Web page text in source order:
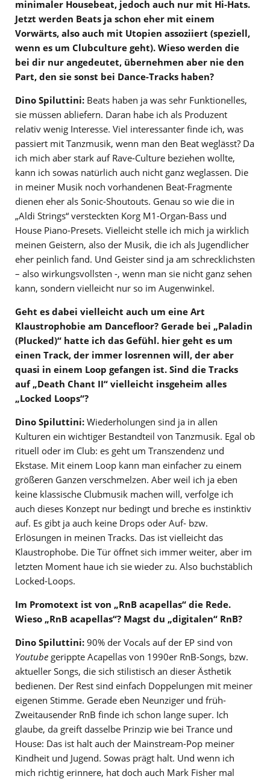
minimaler Housebeat, jedoch auch nur mit Hi-Hats.
Jetzt werden Beats ja schon eher mit einem
Vorwärts, also auch mit Utopien assoziiert (speziell,
wenn es um Clubculture geht). Wieso werden die
bei dir nur angedeutet, übernehmen aber nie den
Part, den sie sonst bei Dance-Tracks haben?
Dino Spiluttini: Beats haben ja was sehr Funktionelles,
sie müssen abliefern. Daran habe ich als Produzent
relativ wenig Interesse. Viel interessanter finde ich, was
passiert mit Tanzmusik, wenn man den Beat weglässt? Da
ich mich aber stark auf Rave-Culture beziehen wollte,
kann ich sowas natürlich auch nicht ganz weglassen. Die
in meiner Musik noch vorhandenen Beat-Fragmente
dienen eher als Sonic-Shoutouts. Genau so wie die in
„Aldi Strings“ versteckten Korg M1-Organ-Bass und
House Piano-Presets. Vielleicht stelle ich mich ja wirklich
meinen Geistern, also der Musik, die ich als Jugendlicher
eher peinlich fand. Und Geister sind ja am schrecklichsten
– also wirkungsvollsten -, wenn man sie nicht ganz sehen
kann, sondern vielleicht nur so im Augenwinkel.
Geht es dabei vielleicht auch um eine Art
Klaustrophobie am Dancefloor? Gerade bei „Paladin
(Plucked)“ hatte ich das Gefühl. hier geht es um
einen Track, der immer losrennen will, der aber
quasi in einem Loop gefangen ist. Sind die Tracks
auf „Death Chant II“ vielleicht insgeheim alles
„Locked Loops“?
Dino Spiluttini: Wiederholungen sind ja in allen
Kulturen ein wichtiger Bestandteil von Tanzmusik. Egal ob
rituell oder im Club: es geht um Transzendenz und
Ekstase. Mit einem Loop kann man einfacher zu einem
größeren Ganzen verschmelzen. Aber weil ich ja eben
keine klassische Clubmusik machen will, verfolge ich
auch dieses Konzept nur bedingt und breche es instinktiv
auf. Es gibt ja auch keine Drops oder Auf- bzw.
Erlösungen in meinen Tracks. Das ist vielleicht das
Klaustrophobe. Die Tür öffnet sich immer weiter, aber im
letzten Moment haue ich sie wieder zu. Also buchstäblich
Locked-Loops.
Im Promotext ist von „RnB acapellas“ die Rede.
Wieso „RnB acapellas“? Magst du „digitalen“ RnB?
Dino Spiluttini: 90% der Vocals auf der EP sind von
Youtube gerippte Acapellas von 1990er RnB-Songs, bzw.
aktueller Songs, die sich stilistisch an dieser Ästhetik
bedienen. Der Rest sind einfach Doppelungen mit meiner
eigenen Stimme. Gerade eben Neunziger und früh-
Zweitausender RnB finde ich schon lange super. Ich
glaube, da greift dasselbe Prinzip wie bei Trance und
House: Das ist halt auch der Mainstream-Pop meiner
Kindheit und Jugend. Sowas prägt halt. Und wenn ich
mich richtig erinnere, hat doch auch Mark Fisher mal